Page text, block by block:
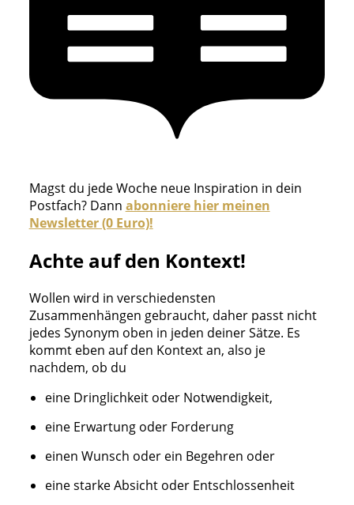
Magst du jede Woche neue Inspiration in dein
Postfach? Dann abonniere hier meinen
Newsletter (0 Euro)!
Achte auf den Kontext!
Wollen wird in verschiedensten
Zusammenhängen gebraucht, daher passt nicht
jedes Synonym oben in jeden deiner Sätze. Es
kommt eben auf den Kontext an, also je
nachdem, ob du
eine Dringlichkeit oder Notwendigkeit,
eine Erwartung oder Forderung
einen Wunsch oder ein Begehren oder
eine starke Absicht oder Entschlossenheit